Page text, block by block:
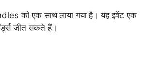
को एक साथ लाया गया है। यह इवेंट एक
जीत सकते हैं।